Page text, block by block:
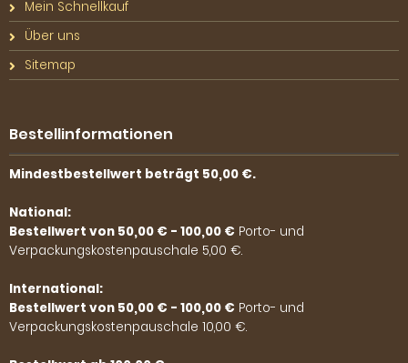
Mein Schnellkauf
Über uns
Sitemap
Bestellinformationen
Mindestbestellwert beträgt 50,00 €.
National:
Bestellwert von 50,00 € - 100,00 € Porto- und
Verpackungskostenpauschale 5,00 €.
International:
Bestellwert von 50,00 € - 100,00 € Porto- und
Verpackungskostenpauschale 10,00 €.